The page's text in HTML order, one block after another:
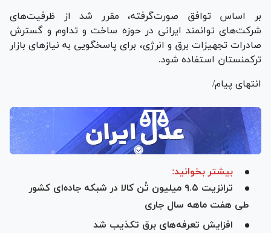
بر اساس توافق صورت‌گرفته، مقرر شد از ظرفیت‌های
شرکت‌های توانمند ایرانی در حوزه ساخت و تداوم و گسترش
صادرات تجهیزات برق و انرژی، برای پاسخگویی به نیاز‌های بازار
ترکمنستان استفاده شود.
انتهای پیام/
بیشتر بخوانید:
ترانزیت ۹.۵ میلیون تُن کالا در شبکه جاده‌ای کشور
طی هفت ماهه سال جاری
افزایش تعرفه‌های برق تکذیب شد